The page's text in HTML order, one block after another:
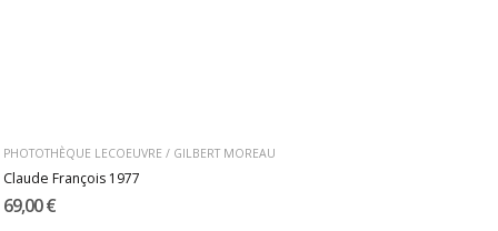
PHOTOTHÈQUE LECOEUVRE / GILBERT MOREAU
Claude François 1977
69,00 €